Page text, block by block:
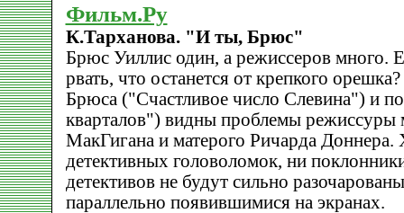
Фильм.Ру
К.Тарханова. "И ты, Брюс"
Брюс Уиллис один, а режиссеров много.
рвать, что останется от крепкого
Брюса ("Счастливое число Слевина") и
кварталов") видны проблемы режиссуры
МакГигана и матерого Ричарда Доннера.
детективных головоломок, ни
детективов не будут сильно
параллельно появившимися на экранах.